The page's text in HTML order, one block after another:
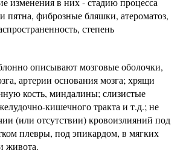
пятна, фиброзные бляшки, атероматоз,
степень
описывают мозговые оболочки,
артерии основания мозга; хрящи
кость, миндалины; слизистые
кишечного тракта и т.д.; не
(или отсутствии) кровоизлияний под
плевры, под эпикардом, в мягких
живота.